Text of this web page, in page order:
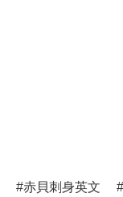
赤貝刺身英文